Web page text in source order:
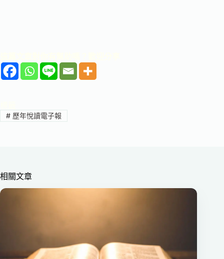
#歷年悅讀電子報
相關文章